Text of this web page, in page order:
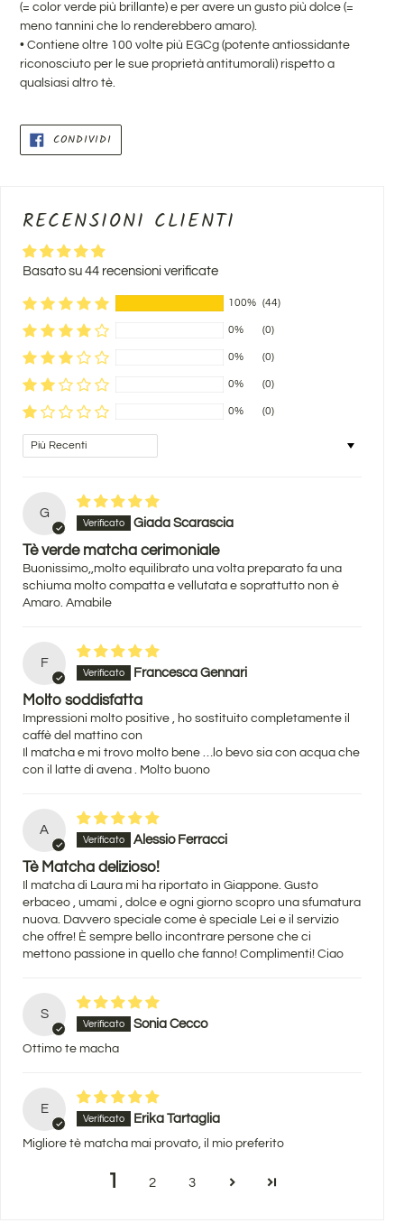
(= color verde più brillante) e per avere un gusto più dolce (=
meno tannini che lo renderebbero amaro).
• Contiene oltre 100 volte più EGCg (potente antiossidante
riconosciuto per le sue proprietà antitumorali) rispetto a
qualsiasi altro tè.
CONDIVIDICONDIVIDI
FACEBOOK
RECENSIONI CLIENTI
Basato su 44 recensioni verificate
100% (44)
0% (0)
0% (0)
0% (0)
0% (0)
Sort by
G
Giada Scarascia
Tè verde matcha cerimoniale
Buonissimo,,molto equilibrato una volta preparato fa una
schiuma molto compatta e vellutata e soprattutto non è
Amaro. Amabile
F
Francesca Gennari
Molto soddisfatta
Impressioni molto positive , ho sostituito completamente il
caffè del mattino con
Il matcha e mi trovo molto bene …lo bevo sia con acqua che
con il latte di avena . Molto buono
A
Alessio Ferracci
Tè Matcha delizioso!
Il matcha di Laura mi ha riportato in Giappone. Gusto
erbaceo , umami , dolce e ogni giorno scopro una sfumatura
nuova. Davvero speciale come è speciale Lei e il servizio
che offre! È sempre bello incontrare persone che ci
mettono passione in quello che fanno! Complimenti! Ciao
S
Sonia Cecco
Ottimo te macha
E
Erika Tartaglia
Migliore tè matcha mai provato, il mio preferito
1 2 3